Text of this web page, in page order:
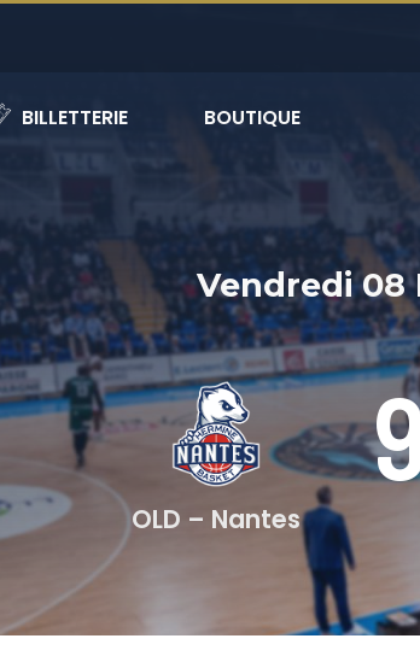
BILLETTERIE BOUTIQUE
Vendredi 08
OLD – Nantes